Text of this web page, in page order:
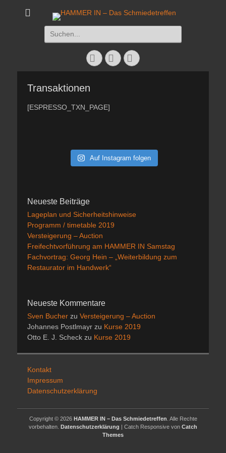
HAMMER IN - Das
Das Schmiedetreffen 26. – 28. Juli 2019
Suchen
nach:
Facebook
TwitterInstagram
Transaktionen
[ESPRESSO_TXN_PAGE]
Auf Instagram folgen
Neueste Beiträge
Lageplan und Sicherheitshinweise
Programm / timetable 2019
Versteigerung – Auction
Freifechtvorführung am HAMMER IN Samstag
Fachvortrag: Georg Hein – „Weiterbildung zum
Restaurator im Handwerk“
Neueste Kommentare
Sven Bucher zu Versteigerung – Auction
Johannes Postlmayr zu Kurse 2019
Otto E. J. Scheck zu Kurse 2019
Kontakt
Impressum
Datenschutzerklärung
Copyright © 2026 HAMMER IN – Das Schmiedetreffen . Alle Rechte
vorbehalten. Datenschutzerklärung | Catch Responsive von Catch
Themes